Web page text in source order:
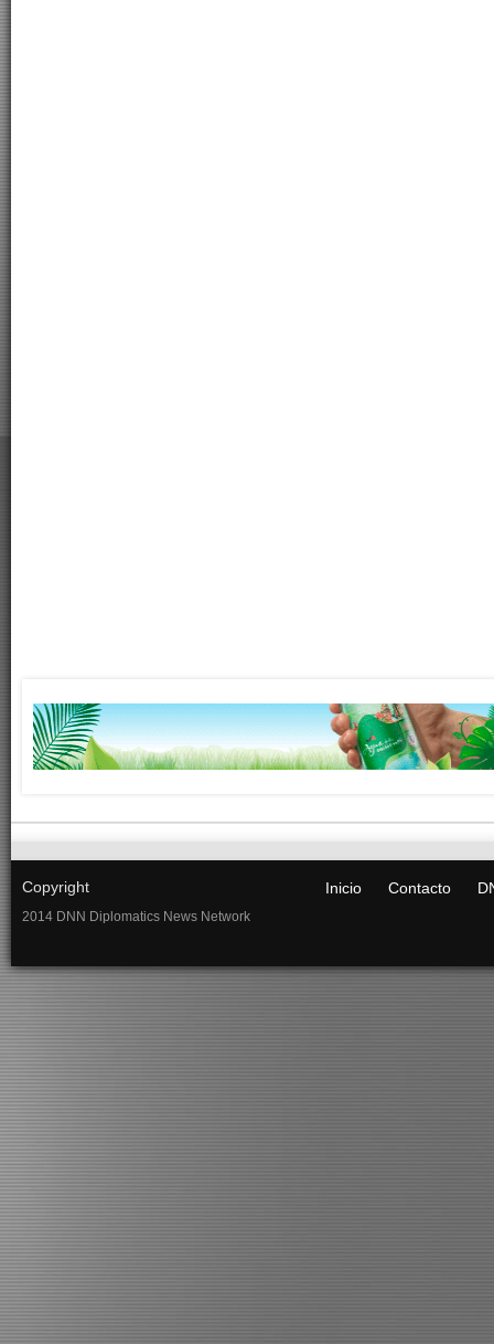
Copyright
2014 DNN Diplomatics News Network
Inicio Contacto